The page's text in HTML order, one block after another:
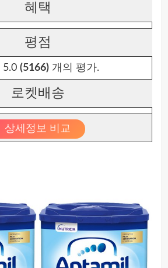
혜택
평점
5.0 (5166)개의 평가.
로켓배송
상세정보 비교